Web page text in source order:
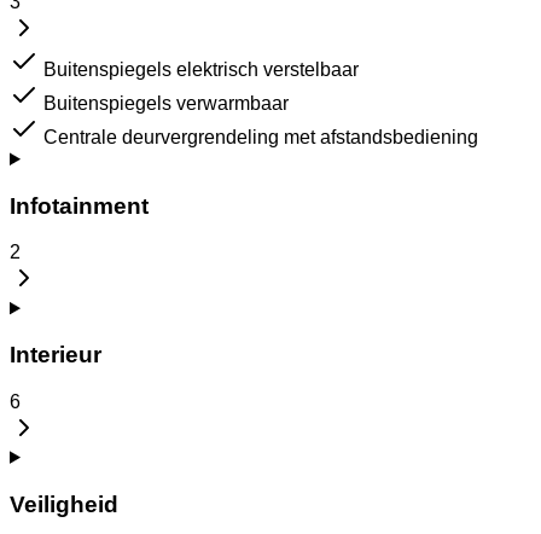
Buitenspiegels elektrisch verstelbaar
Buitenspiegels verwarmbaar
Centrale deurvergrendeling met afstandsbediening
Infotainment
2
Interieur
6
Veiligheid